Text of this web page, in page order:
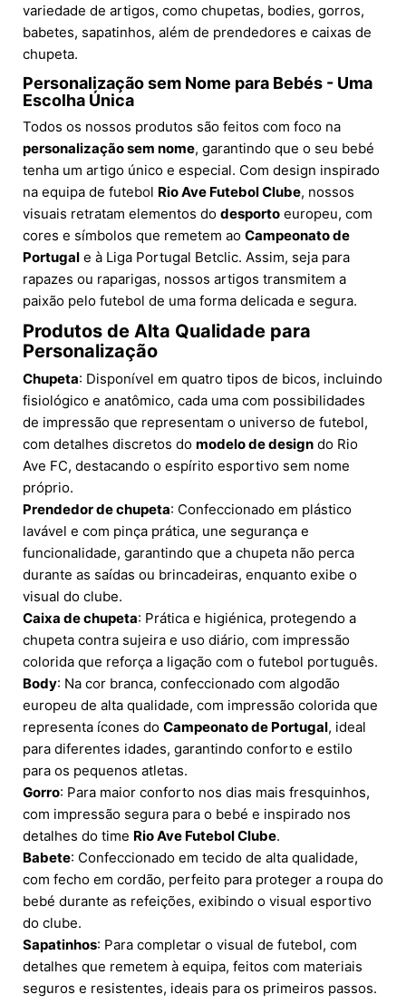
variedade de artigos, como chupetas, bodies, gorros,
babetes, sapatinhos, além de prendedores e caixas de
chupeta.
Personalização sem Nome para Bebés - Uma
Escolha Única
Todos os nossos produtos são feitos com foco na
personalização sem nome, garantindo que o seu bebé
tenha um artigo único e especial. Com design inspirado
na equipa de futebol Rio Ave Futebol Clube, nossos
visuais retratam elementos do desporto europeu, com
cores e símbolos que remetem ao Campeonato de
Portugal e à Liga Portugal Betclic. Assim, seja para
rapazes ou raparigas, nossos artigos transmitem a
paixão pelo futebol de uma forma delicada e segura.
Produtos de Alta Qualidade para
Personalização
Chupeta: Disponível em quatro tipos de bicos, incluindo
fisiológico e anatômico, cada uma com possibilidades
de impressão que representam o universo de futebol,
com detalhes discretos do modelo de design do Rio
Ave FC, destacando o espírito esportivo sem nome
próprio.
Prendedor de chupeta: Confeccionado em plástico
lavável e com pinça prática, une segurança e
funcionalidade, garantindo que a chupeta não perca
durante as saídas ou brincadeiras, enquanto exibe o
visual do clube.
Caixa de chupeta: Prática e higiénica, protegendo a
chupeta contra sujeira e uso diário, com impressão
colorida que reforça a ligação com o futebol português.
Body: Na cor branca, confeccionado com algodão
europeu de alta qualidade, com impressão colorida que
representa ícones do Campeonato de Portugal, ideal
para diferentes idades, garantindo conforto e estilo
para os pequenos atletas.
Gorro: Para maior conforto nos dias mais fresquinhos,
com impressão segura para o bebé e inspirado nos
detalhes do time Rio Ave Futebol Clube.
Babete: Confeccionado em tecido de alta qualidade,
com fecho em cordão, perfeito para proteger a roupa do
bebé durante as refeições, exibindo o visual esportivo
do clube.
Sapatinhos: Para completar o visual de futebol, com
detalhes que remetem à equipa, feitos com materiais
seguros e resistentes, ideais para os primeiros passos.